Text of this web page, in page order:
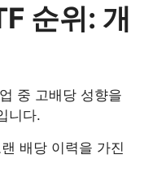
순위: 개
중 고배당 성향을
니다.
배당 이력을 가진